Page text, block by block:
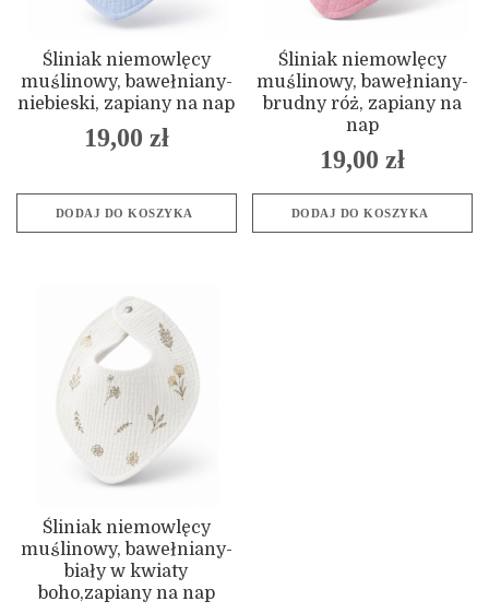
Śliniak niemowlęcy
muślinowy, bawełniany-
niebieski, zapiany na nap
19,00 zł
DODAJ DO KOSZYKA
Śliniak niemowlęcy
muślinowy, bawełniany-
brudny róż, zapiany na
nap
19,00zł
DODAJ DO KOSZYKA
Śliniak niemowlęcy
muślinowy, bawełniany-
biały w kwiaty
boho,zapiany na nap